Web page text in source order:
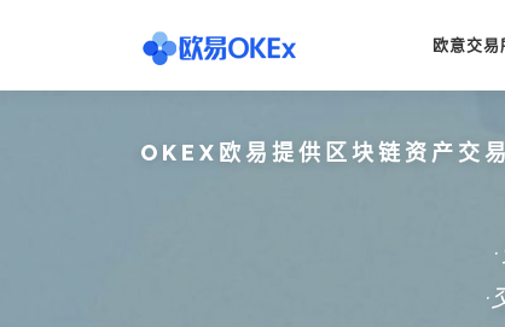
欧意交易
OKEX欧易提供区块链资产交